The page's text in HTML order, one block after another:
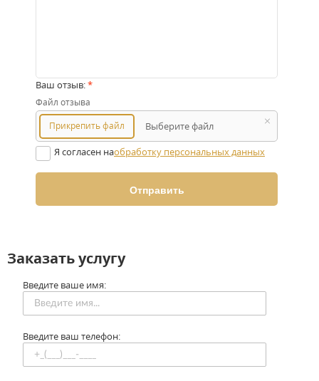
Ваш отзыв:*
Файл отзыва
Прикрепить файл
Выберите файл
Я согласен наобработку персональных данных
Заказать услугу
Введите ваше имя:
Введите ваш телефон: